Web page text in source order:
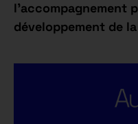
l’accompagnement
développement de